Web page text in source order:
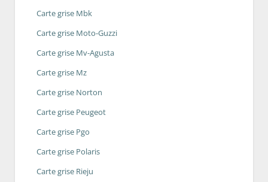
Carte grise Mbk
Carte grise Moto-Guzzi
Carte grise Mv-Agusta
Carte grise Mz
Carte grise Norton
Carte grise Peugeot
Carte grise Pgo
Carte grise Polaris
Carte grise Rieju